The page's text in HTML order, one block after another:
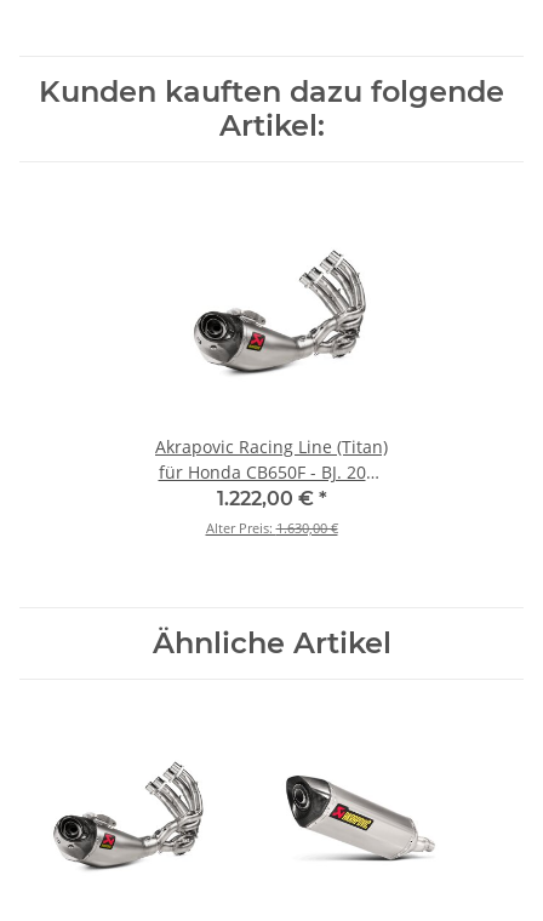
Kunden kauften dazu folgende
Artikel:
Akrapovic Racing Line (Titan)
für Honda CB650F - BJ. 2014
> 2018 (S-H6R14-HEGEHT)
1.222,00 € *
Alter Preis:1.630,00 €
Ähnliche Artikel